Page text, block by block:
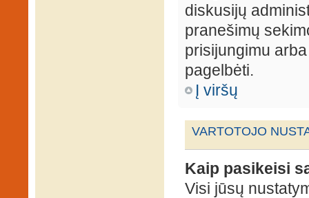
diskusijų
pranešimų
prisijungimu
pagelbėti.
Į viršų
VARTOTOJO
Kaip pasikeisi
Visi jūsų